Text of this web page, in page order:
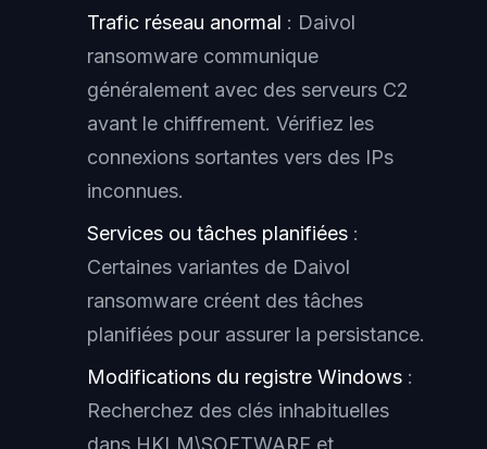
Trafic réseau anormal : Daivol
ransomware communique
généralement avec des serveurs C2
avant le chiffrement. Vérifiez les
connexions sortantes vers des IPs
inconnues.
Services ou tâches planifiées :
Certaines variantes de Daivol
ransomware créent des tâches
planifiées pour assurer la persistance.
Modifications du registre Windows :
Recherchez des clés inhabituelles
dans HKLM\SOFTWARE et